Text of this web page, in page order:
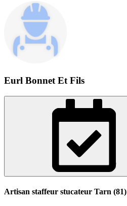
Eurl Bonnet Et Fils
Artisan staffeur stucateur Tarn (81)